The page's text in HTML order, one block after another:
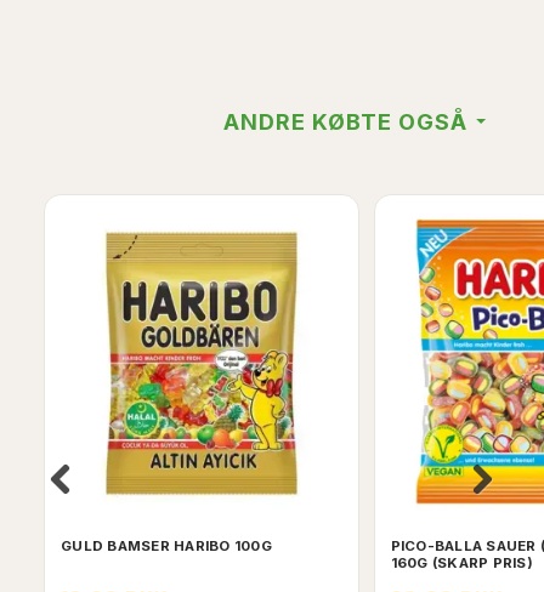
ANDRE KØBTE OGSÅ
GULD BAMSER HARIBO 100G
PICO-BALLA SAUER
160G (SKARP PRIS)